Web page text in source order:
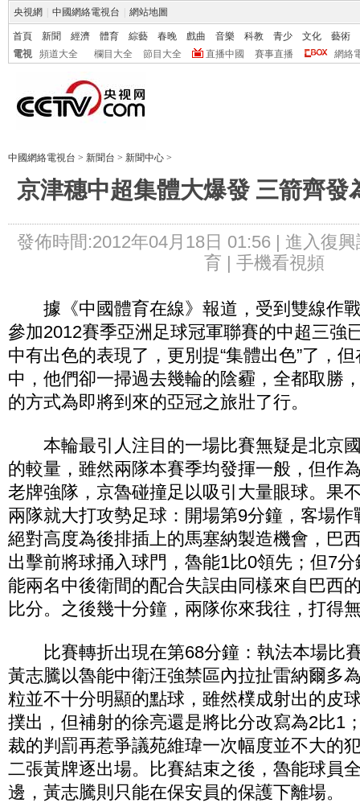
央視網 中國網絡電視台 網站地圖
首頁 新聞 經濟 體育 綜藝 春晚 戲曲 音樂 科教 青少 文化
藝術
電視
頻道大全 欄目大全 節目大全 直播中國 賽事直播 網絡
中國網絡電視台 > 新聞台 > 新聞中心 >
京津穗中超集體大爆發 三箭齊發
發佈時間:2012年04月18日 01:56 | 進入復
育 | 手機看視頻
據《中國體育在線》報道，受到雙線作
參加2012賽季亞洲足球冠軍聯賽的中超三強
中有出色的表現了，更別提“集體出色”了，
中，他們卻一掃過去幾輪的陰霾，全都取勝
的方式為即將到來的亞冠之旅壯了行。
本輪最引人注目的一場比賽無疑是北京
的較量，雖然兩隊本賽季均發揮一般，但作
老牌強隊，京魯碰撞足以吸引大量眼球。果
兩隊就大打攻勢足球：開場第9分鐘，客場
絕對高度為後排插上的馬塞納製造機會，巴
出擊前將球捅入球門，魯能1比0領先；但7
能兩名中後衛間的配合失誤由同樣來自巴西
比分。之後幾十分鐘，兩隊你來我往，打得
比賽轉折出現在第68分鐘：執法本場比
黃志騰以魯能中衛汪強禁區內拉扯雷納爾多
粒並不十分明顯的點球，雖然樸成射出的皮
撲出，但補射的徐亮還是將比分改寫為2比1
裁的判罰再惹爭議苑維瑋一次幅度並不大的
二張黃牌逐出場。比賽結束之後，魯能球員
邊，黃志騰則只能在保安員的保護下離場。